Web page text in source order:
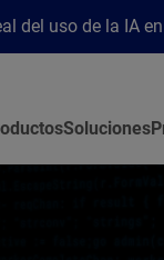
del uso de la IA
Soluciones